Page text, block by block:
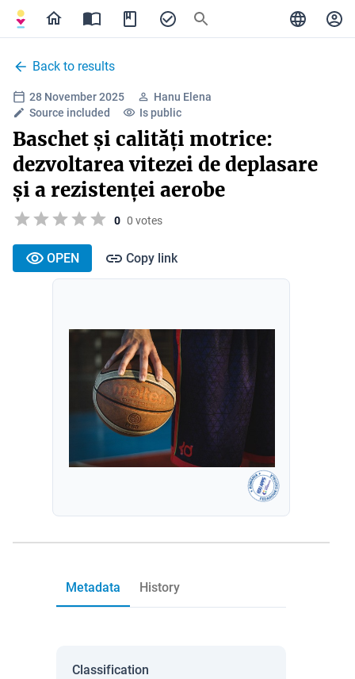
Back to results
28 November 2025
Hanu Elena
Source included
Is public
Baschet și calități motrice:
dezvoltarea vitezei de deplasare
și a rezistenței aerobe
0 0 votes
OPEN Copy link
Metadata History
Classification